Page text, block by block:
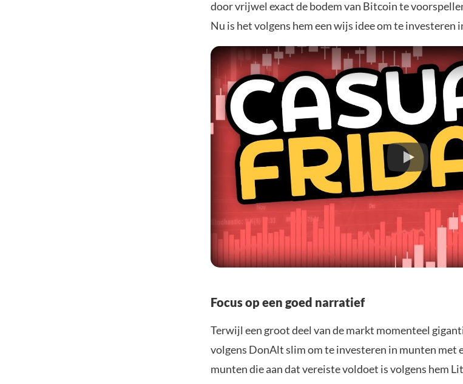
door vrijwel exact de bodem van Bitcoin te
Nu is het volgens hem een wijs idee om te investeren
Focus op een goed narratief
Terwijl een groot deel van de markt momenteel
volgens DonAlt slim om te investeren in munten met
munten die aan dat vereiste voldoet is volgens hem